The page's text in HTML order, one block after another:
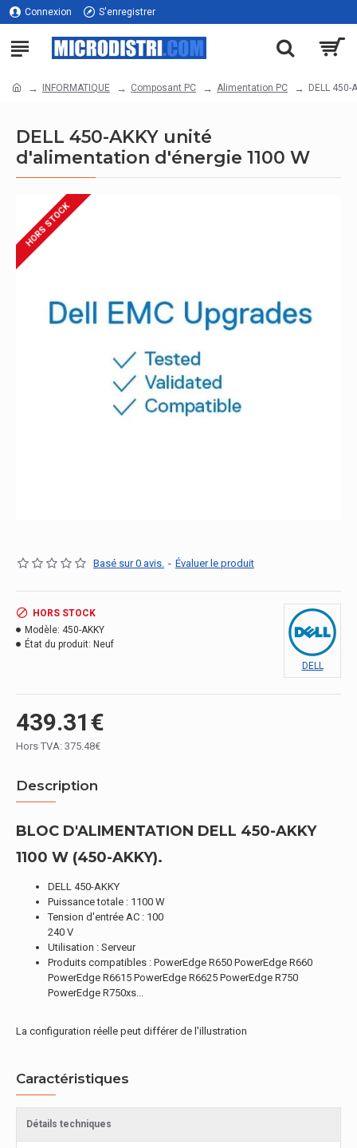
Connexion S'enregistrer
INFORMATIQUE Composant PC Alimentation PC DELL
DELL 450-AKKY unité
d'alimentation d'énergie 1100 W
HORS STOCK
Basé sur 0 avis. - Évaluer le produit
439.31€
Hors TVA: 375.48€
HORS STOCK
Modèle: 450-AKKY
État du produit: Neuf
DELL
Description
BLOC D'ALIMENTATION DELL 450-AKKY
1100 W (450-AKKY).
DELL 450-AKKY
Puissance totale : 1100 W
Tension d'entrée AC : 100
240 V
Utilisation : Serveur
Produits compatibles : PowerEdge R650 PowerEdge R660
PowerEdge R6615 PowerEdge R6625 PowerEdge R750
PowerEdge R750xs...
La configuration réelle peut différer de l'illustration
Caractéristiques
Détails techniques